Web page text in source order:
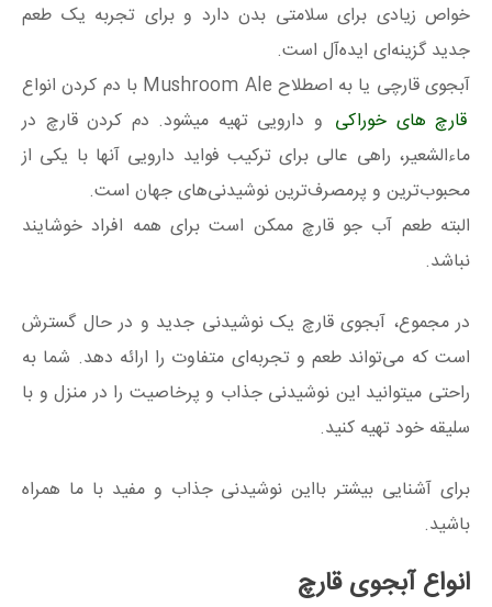
خواص زیادی برای سلامتی بدن دارد و برای تجربه یک طعم
جدید گزینه‌ای ایده‌آل است.
آبجوی قارچی یا به اصطلاح Mushroom Ale با دم کردن انواع
قارچ های خوراکی و دارویی تهیه میشود. دم کردن قارچ در
ماءالشعیر، راهی عالی برای ترکیب فواید دارویی آنها با یکی از
محبوب‌ترین و پرمصرف‌ترین نوشیدنی‌های جهان است.
البته طعم آب جو قارچ ممکن است برای همه افراد خوشایند
نباشد.
در مجموع، آبجوی قارچ یک نوشیدنی جدید و در حال گسترش
است که می‌تواند طعم و تجربه‌ای متفاوت را ارائه دهد. شما به
راحتی میتوانید این نوشیدنی جذاب و پرخاصیت را در منزل و با
سلیقه خود تهیه کنید.
برای آشنایی بیشتر بااین نوشیدنی جذاب و مفید با ما همراه
باشید.
انواع آبجوی قارچ